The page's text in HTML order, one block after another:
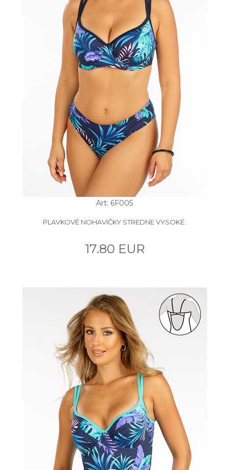
Art: 6F005
PLAVKOVÉ NOHAVIČKY STREDNE VYSOKÉ.
17.80 EUR